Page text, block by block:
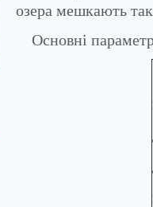
озера мешкають
Основні